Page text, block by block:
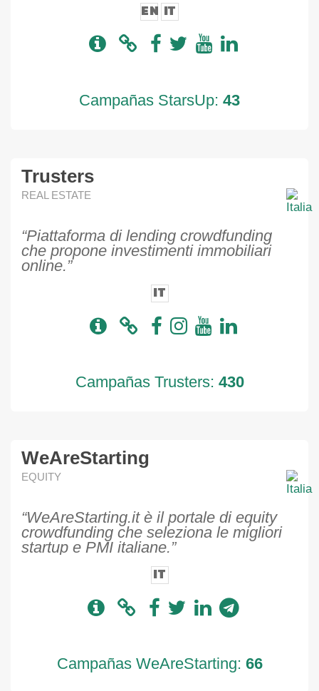
EN IT
Campañas StarsUp: 43
Trusters
REAL ESTATE
“Piattaforma di lending crowdfunding
che propone investimenti immobiliari
online.”
IT
Campañas Trusters: 430
WeAreStarting
EQUITY
“WeAreStarting.it è il portale di equity
crowdfunding che seleziona le migliori
startup e PMI italiane.”
IT
Campañas WeAreStarting: 66